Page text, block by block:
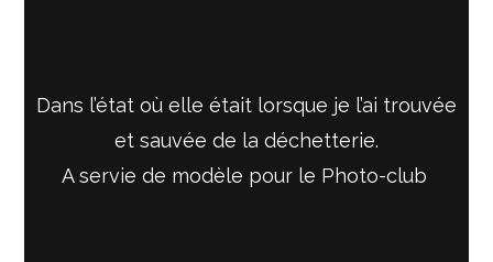
Dans l’état où elle était lorsque je l’ai trouvée
et sauvée de la déchetterie.
A servie de modèle pour le Photo-club